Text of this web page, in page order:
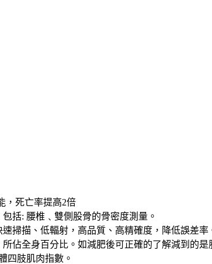
，死亡率提高2倍
括: 腰椎﹑雙側股骨的骨密度測量。
掃描、低輻射，高品質、高精確度，降低誤差率
佔全身百分比。如減肥後可正確的了解減到的是
四肢肌肉指數。